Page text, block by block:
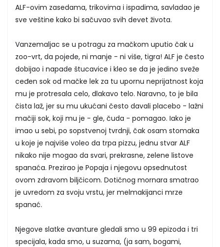
ALF-ovim zasedama, trikovima i ispadima, savladao je
sve veštine kako bi sačuvao svih devet života.
Vanzemaljac se u potragu za mačkom uputio čak u
zoo-vrt, da pojede, ni manje - ni više, tigra! ALF je često
dobijao i napade štucavice i kleo se da je jedino sveže
ceđen sok od mačke lek za tu upornu neprijatnost koja
mu je protresala celo, dlakavo telo. Naravno, to je bila
čista laž, jer su mu ukućani često davali placebo - lažni
mačiji sok, koji mu je - gle, čuda - pomagao. Iako je
imao u sebi, po sopstvenoj tvrdnji, čak osam stomaka
u koje je najviše voleo da trpa pizzu, jednu stvar ALF
nikako nije mogao da svari, prekrasne, zelene listove
spanaća. Prezirao je Popaja i njegovu opsednutost
ovom zdravom biljčicom. Dotičnog mornara smatrao
je uvredom za svoju vrstu, jer melmakijanci mrze
spanać.
Njegove slatke avanture gledali smo u 99 epizoda i tri
specijala, kada smo, u suzama, (ja sam, bogami,